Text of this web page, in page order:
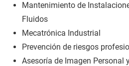
Mantenimiento de
Fluidos
Mecatrónica Industrial
Prevención de riesgos
Asesoría de Imagen Personal